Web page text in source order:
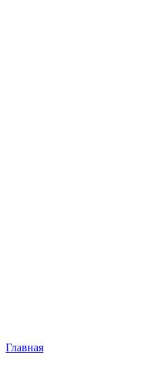
Главная